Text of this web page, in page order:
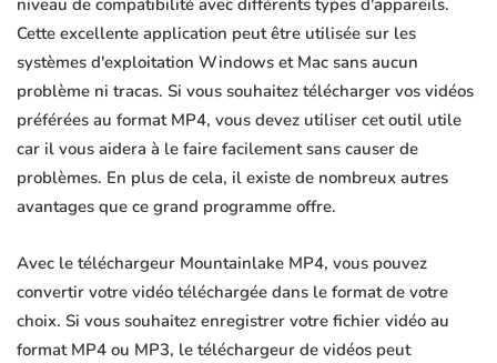
niveau de compatibilité avec différents types d'appareils.
Cette excellente application peut être utilisée sur les
systèmes d'exploitation Windows et Mac sans aucun
problème ni tracas. Si vous souhaitez télécharger vos vidéos
préférées au format MP4, vous devez utiliser cet outil utile
car il vous aidera à le faire facilement sans causer de
problèmes. En plus de cela, il existe de nombreux autres
avantages que ce grand programme offre.
Avec le téléchargeur Mountainlake MP4, vous pouvez
convertir votre vidéo téléchargée dans le format de votre
choix. Si vous souhaitez enregistrer votre fichier vidéo au
format MP4 ou MP3, le téléchargeur de vidéos peut